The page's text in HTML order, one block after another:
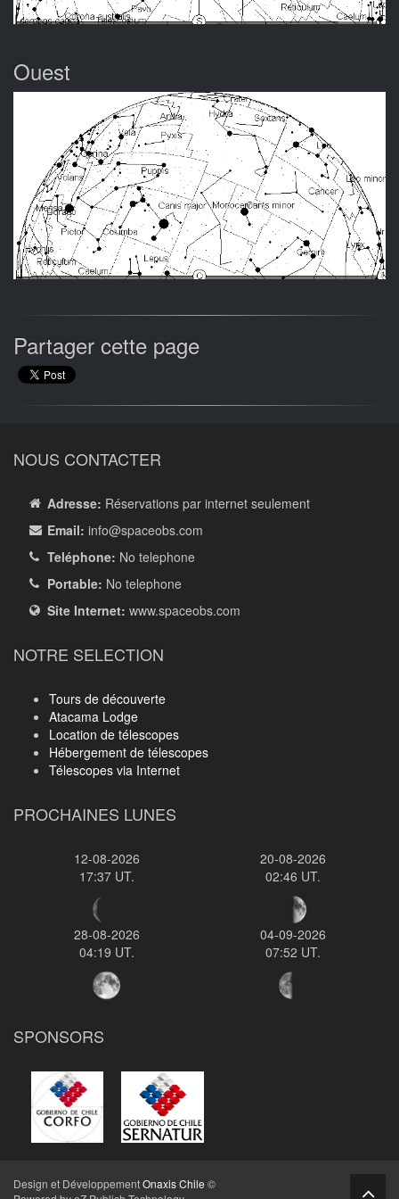
Ouest
Partager cette page
NOUS CONTACTER
Adresse: Réservations par internet seulement
Email: info@spaceobs.com
Teléphone: No telephone
Portable: No telephone
Site Internet: www.spaceobs.com
NOTRE SELECTION
Tours de découverte
Atacama Lodge
Location de télescopes
Hébergement de télescopes
Télescopes via Internet
PROCHAINES LUNES
12-08-2026
17:37 UT.
20-08-2026
02:46 UT.
28-08-2026
04:19 UT.
04-09-2026
07:52 UT.
SPONSORS
Design et DéveloppementOnaxis Chile ©